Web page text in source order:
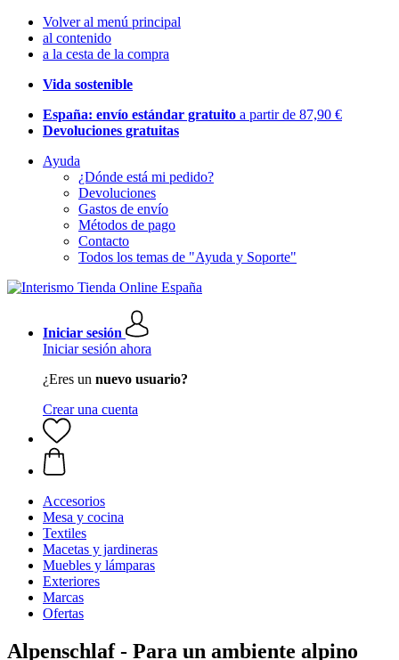
Volver al menú principal
al contenido
a la cesta de la compra
Vida sostenible
España: envío estándar gratuito a partir de 87,90 €
Devoluciones gratuitas
Ayuda
¿Dónde está mi pedido?
Devoluciones
Gastos de envío
Métodos de pago
Contacto
Todos los temas de "Ayuda y Soporte"
Iniciar sesión
Iniciar sesión ahora
¿Eres un nuevo usuario?
Crear una cuenta
Accesorios
Mesa y cocina
Textiles
Macetas y jardineras
Muebles y lámparas
Exteriores
Marcas
Ofertas
Alpenschlaf - Para un ambiente alpino